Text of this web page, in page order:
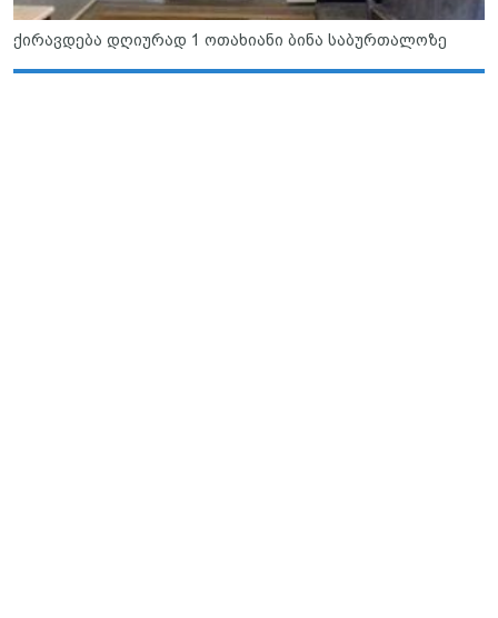
ქირავდება დღიურად 1 ოთახიანი ბინა საბურთალოზე